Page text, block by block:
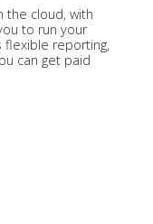
the cloud, with
to run your
flexible reporting,
can get paid